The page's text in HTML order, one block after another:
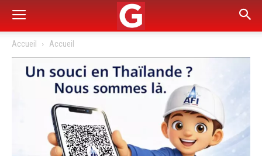
Accueil Accueil